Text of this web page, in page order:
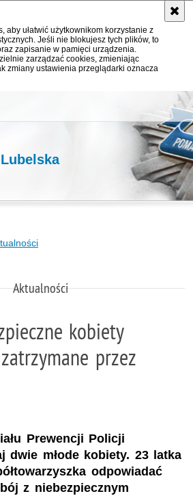
aby ułatwić użytkownikom korzystanie z
Jeśli nie blokujesz tych plików, to
zapisanie w pamięci urządzenia.
zarządzać cookies, zmieniając
zmiany ustawienia przeglądarki oznacza
Aktualności
kobiety
przez
Prewencji Policji
dwie młode kobiety. 23 latka
odpowiadać
z niebezpiecznym